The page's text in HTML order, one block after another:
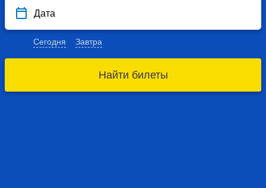
Дата
Сегодня Завтра
Найти билеты